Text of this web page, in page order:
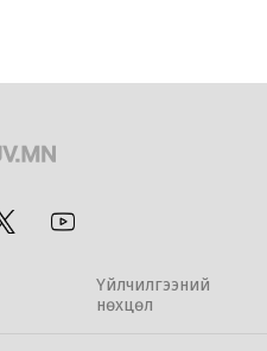
Үйлчилгээний
нөхцөл